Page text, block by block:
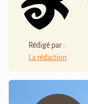
Rédigé par :
La rédaction